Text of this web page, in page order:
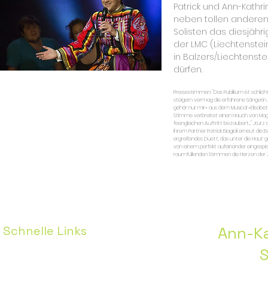
Patrick und Ann-
neben tollen
Solisten das
der LMC
in Balzers/
dürfen.
Pressestimmen: "Das Publikum ist
steigern vermag die erfahrene Sängerin
gehör nur mir» aus dem Musical
Stimme verbreitet einen Hauch von
feengleichen Auftritt bezaubert..."
ihrem Partner Patrick Biagioli erneut die
ergreifendes Duett, das unter die Haut
von einem perfekt aufeinander
raumfüllenden Stimmen die Herzen der
Schnelle Links
Ann-